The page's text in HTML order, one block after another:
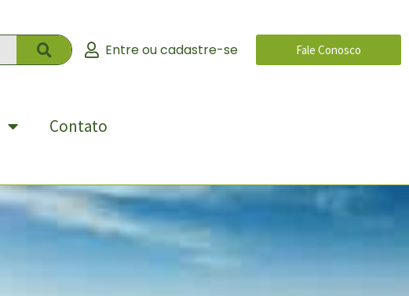
Entre ou cadastre-se Fale Conosco
Contato